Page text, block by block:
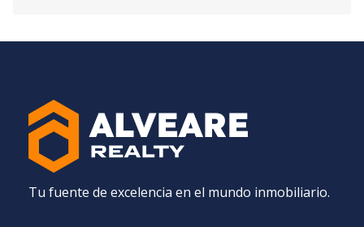
Tu fuente de excelencia en el mundo inmobiliario.